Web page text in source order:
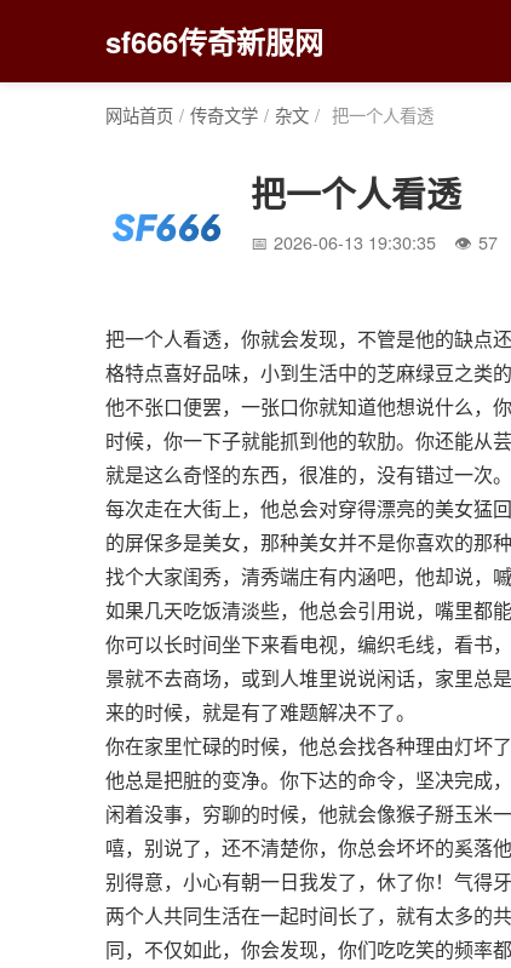
sf666传奇新服网
网站首页 / 传奇文学 / 杂文 / 把一个人看透
把一个人看透
2026-06-13 19:30:35 57
把一个人看透，你就会发现，不管是他的缺点
格特点喜好品味，小到生活中的芝麻绿豆之类的
他不张口便罢，一张口你就知道他想说什么，
时候，你一下子就能抓到他的软肋。你还能从
就是这么奇怪的东西，很准的，没有错过一次。
每次走在大街上，他总会对穿得漂亮的美女猛
的屏保多是美女，那种美女并不是你喜欢的那
找个大家闺秀，清秀端庄有内涵吧，他却说，
如果几天吃饭清淡些，他总会引用说，嘴里都
你可以长时间坐下来看电视，编织毛线，看书
景就不去商场，或到人堆里说说闲话，家里总
来的时候，就是有了难题解决不了。
你在家里忙碌的时候，他总会找各种理由灯坏
他总是把脏的变净。你下达的命令，坚决完成
闲着没事，穷聊的时候，他就会像猴子掰玉米
嘻，别说了，还不清楚你，你总会坏坏的奚落他
别得意，小心有朝一日我发了，休了你！气得
两个人共同生活在一起时间长了，就有太多的
同，不仅如此，你会发现，你们吃吃笑的频率都